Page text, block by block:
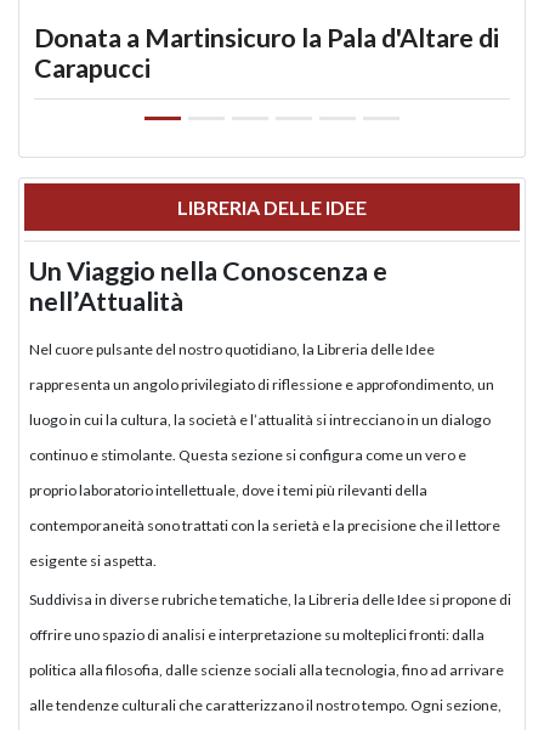
Donata a Martinsicuro la Pala d'Altare di
Carapucci
LIBRERIA DELLE IDEE
Un Viaggio nella Conoscenza e
nell’Attualità
Nel cuore pulsante del nostro quotidiano, la Libreria delle Idee
rappresenta un angolo privilegiato di riflessione e approfondimento, un
luogo in cui la cultura, la società e l’attualità si intrecciano in un dialogo
continuo e stimolante. Questa sezione si configura come un vero e
proprio laboratorio intellettuale, dove i temi più rilevanti della
contemporaneità sono trattati con la serietà e la precisione che il lettore
esigente si aspetta.
Suddivisa in diverse rubriche tematiche, la Libreria delle Idee si propone di
offrire uno spazio di analisi e interpretazione su molteplici fronti: dalla
politica alla filosofia, dalle scienze sociali alla tecnologia, fino ad arrivare
alle tendenze culturali che caratterizzano il nostro tempo. Ogni sezione,